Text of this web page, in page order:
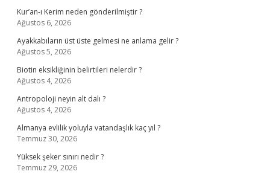
Kur’an-ı Kerim neden gönderilmiştir ?
Ağustos 6, 2026
Ayakkabıların üst üste gelmesi ne anlama gelir ?
Ağustos 5, 2026
Biotin eksikliğinin belirtileri nelerdir ?
Ağustos 4, 2026
Antropoloji neyin alt dalı ?
Ağustos 4, 2026
Almanya evlilik yoluyla vatandaşlık kaç yıl ?
Temmuz 30, 2026
Yüksek şeker sınırı nedir ?
Temmuz 29, 2026